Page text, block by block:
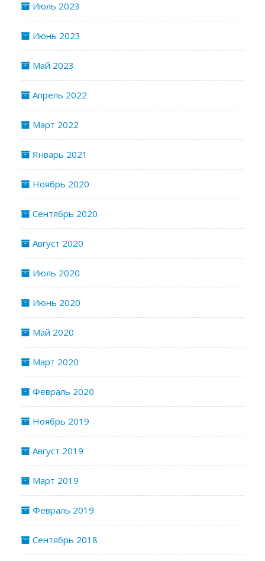
Июль 2023
Июнь 2023
Май 2023
Апрель 2022
Март 2022
Январь 2021
Ноябрь 2020
Сентябрь 2020
Август 2020
Июль 2020
Июнь 2020
Май 2020
Март 2020
Февраль 2020
Ноябрь 2019
Август 2019
Март 2019
Февраль 2019
Сентябрь 2018